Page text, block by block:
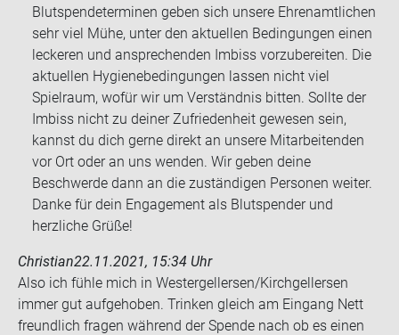
Blutspendeterminen geben sich unsere Ehrenamtlichen
sehr viel Mühe, unter den aktuellen Bedingungen einen
leckeren und ansprechenden Imbiss vorzubereiten. Die
aktuellen Hygienebedingungen lassen nicht viel
Spielraum, wofür wir um Verständnis bitten. Sollte der
Imbiss nicht zu deiner Zufriedenheit gewesen sein,
kannst du dich gerne direkt an unsere Mitarbeitenden
vor Ort oder an uns wenden. Wir geben deine
Beschwerde dann an die zuständigen Personen weiter.
Danke für dein Engagement als Blutspender und
herzliche Grüße!
Christian22.11.2021, 15:34 Uhr
Also ich fühle mich in Wes­ter­gel­ler­sen/Kirch­gel­ler­sen
immer gut auf­ge­ho­ben. Trin­ken gleich am Ein­gang Nett
freund­lich fra­gen wäh­rend der Spen­de nach ob es einen